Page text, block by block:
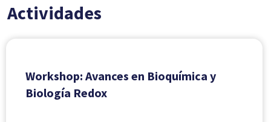
Actividades
Workshop: Avances en Bioquímica y
Biología Redox